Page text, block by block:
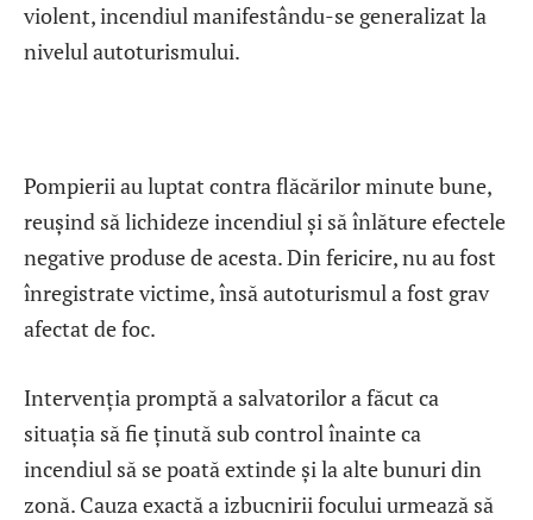
violent, incendiul manifestându-se generalizat la
nivelul autoturismului.
Pompierii au luptat contra flăcărilor minute bune,
reușind să lichideze incendiul și să înlăture efectele
negative produse de acesta. Din fericire, nu au fost
înregistrate victime, însă autoturismul a fost grav
afectat de foc.
Intervenția promptă a salvatorilor a făcut ca
situația să fie ținută sub control înainte ca
incendiul să se poată extinde și la alte bunuri din
zonă. Cauza exactă a izbucnirii focului urmează să